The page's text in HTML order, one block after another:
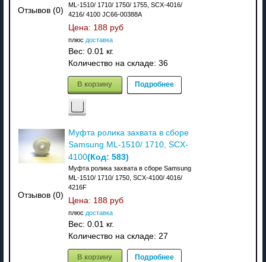
Отзывов (0)
ML-1510/ 1710/ 1750/ 1755, SCX-4016/
4216/ 4100 JC66-00388A
Цена: 188 руб
плюс доставка
Вес: 0.01 кг.
Количество на складе: 36
В корзину Подробнее
Отзывов (0)
Муфта ролика захвата в сборе
Samsung ML-1510/ 1710, SCX-
4100(Код: 583)
Муфта ролика захвата в сборе Samsung
ML-1510/ 1710/ 1750, SCX-4100/ 4016/
4216F
Цена: 188 руб
плюс доставка
Вес: 0.01 кг.
Количество на складе: 27
В корзину Подробнее